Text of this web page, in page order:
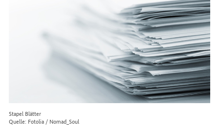
Stapel Blätter
Quelle: Fotolia / Nomad_Soul